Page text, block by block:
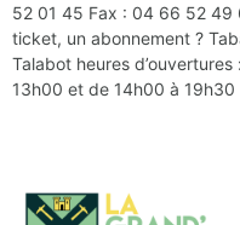
52 01 45 Fax : 04 66 52 49
ticket, un abonnement ?
Talabot heures
13h00 et de 14h00 à